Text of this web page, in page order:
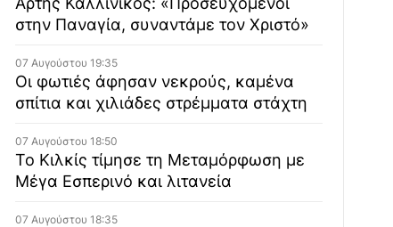
στην Παναγία, συναντάμε τον Χριστό»
07 Αυγούστου 19:35
Οι φωτιές άφησαν νεκρούς, καμένα
σπίτια και χιλιάδες στρέμματα στάχτη
07 Αυγούστου 18:50
Το Κιλκίς τίμησε τη Μεταμόρφωση με
Μέγα Εσπερινό και λιτανεία
07 Αυγούστου 18:35